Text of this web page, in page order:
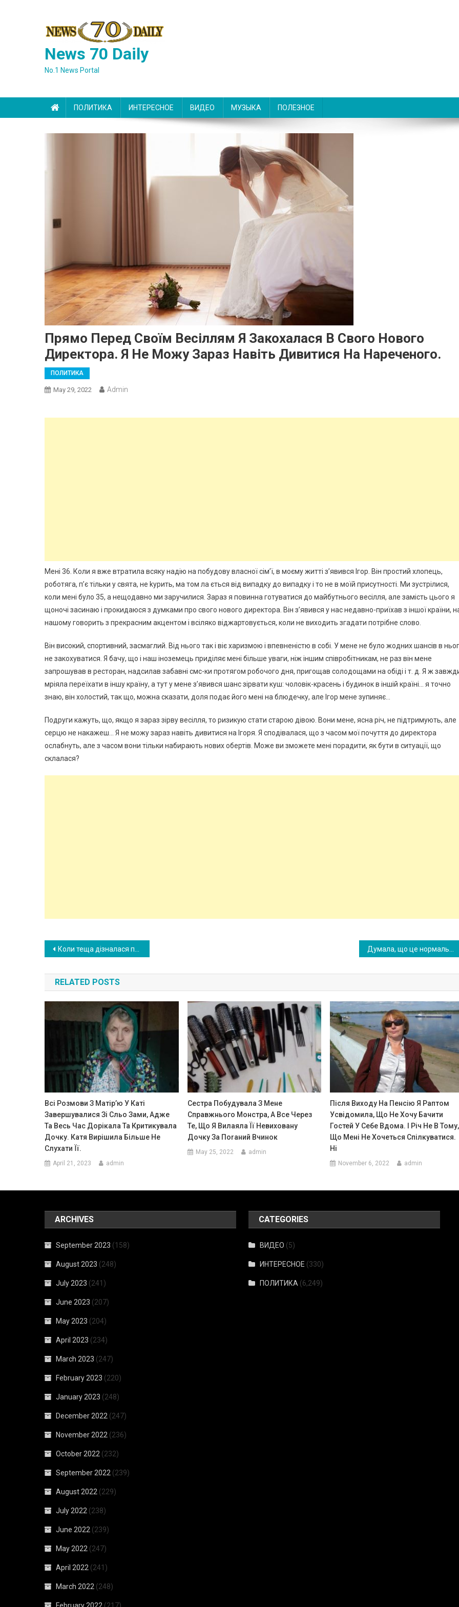
News 70 Daily
No.1 News Portal
ПОЛИТИКА ИНТЕРЕСНОЕ ВИДЕО МУЗЫКА ПОЛЕЗНОЕ
Прямо Перед Своїм Весіллям Я Закохалася В Свого Нового
Директора. Я Не Можу Зараз Навіть Дивитися На Нареченого.
ПОЛИТИКА
May 29, 2022 Admin
Мені 36. Коли я вже втратила всяку надію на побудову власної сім’ї, в моєму житті з’явився Ігор. Він простий хлопець,
роботяга, п’є тільки у свята, не kурить, ма том ла ється від випадку до випадку і то не в моїй присутності. Ми зустрілися,
коли мені було 35, а нещодавно ми заручилися. Зараз я повинна готуватися до майбутнього весілля, але замість цього я
щоночі засинаю і прокидаюся з думками про свого нового директора. Він з’явився у нас недавно-приїхав з іншої країни,
нашому говорить з прекрасним акцентом і всіляко віджартовується, коли не виходить згадати потрібне слово.
Він високий, спортивний, засмаглий. Від нього так і віє харизмою і впевненістю в собі. У мене не було жодних шансів в
не закохуватися. Я бачу, що і наш іноземець приділяє мені більше уваги, ніж іншим співробітникам, не раз він мене
запрошував в ресторан, надсилав забавні смс-ки протягом робочого дня, пригощав солодощами на обіді і т. д. Я ж
мріяла переїхати в іншу країну, а тут у мене з’явився шанс зірвати куш: чоловік-красень і будинок в іншій країні… я точно
знаю, він холостий, так що, можна сказати, доля подає його мені на блюдечку, але Ігор мене зупиняє…
Подруги кажуть, що, якщо я зараз зірву весілля, то ризикую стати старою дівою. Вони мене, ясна річ, не підтримують, але
серцю не накажеш… Я не можу зараз навіть дивитися на Ігоря. Я сподівалася, що з часом мої почуття до директора
ослабнуть, але з часом вони тільки набирають нових обертів. Може ви зможете мені порадити, як бути в ситуації, що
склалася?
Post
navigation
Коли теща дізналася про мою мотороաної алерrії на тварин, завела собі самого пухнастого кошеня на світі. Я знаю чого вона хоче досягти
RELATED POSTS
Всі Розмови З Матір’ю У Каті
Завершувалися Зі Сльо Зами, Адже
Та Весь Час Дорікала Та Критикувала
Дочку. Катя Вирішила Більше Не
Слухати Її.
April 21, 2023 admin
Сестра Побудувала З Мене
Справжнього Монстра, А Все Через
Те, Що Я Вилаяла Її Невиховану
Дочку За Поrаний Вчинок
May 25, 2022 admin
Після Виходу На Пенсію Я Раптом
Усвідомила, Що Не Хочу Бачити
Гостей У Себе Вдома. І Річ Не В Тому,
Що Мені Не Хочеться Спілкуватися.
Ні
November 6, 2022 admin
ARCHIVES
September 2023 (158)
August 2023 (248)
July 2023 (241)
June 2023 (207)
May 2023 (204)
April 2023 (234)
March 2023 (247)
February 2023 (220)
January 2023 (248)
December 2022 (247)
November 2022 (236)
October 2022 (232)
September 2022 (239)
August 2022 (229)
July 2022 (238)
June 2022 (239)
May 2022 (247)
April 2022 (241)
March 2022 (248)
February 2022 (217)
CATEGORIES
ВИДЕО (5)
ИНТЕРЕСНОЕ (330)
ПОЛИТИКА (6,249)